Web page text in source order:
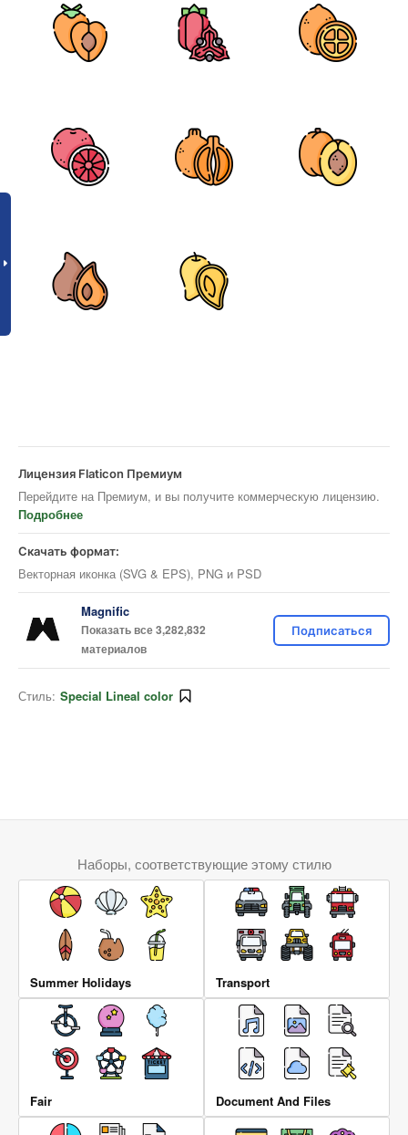
Лицензия Flaticon Премиум
Перейдите на Премиум, и вы получите коммерческую лицензию.
Подробнее
Скачать формат:
Векторная иконка (SVG & EPS), PNG и PSD
Magnific
Показать все 3,282,832
материалов
Подписаться
Стиль: Special Lineal color
Наборы, соответствующие этому стилю
Summer Holidays Transport
Fair Document And Files